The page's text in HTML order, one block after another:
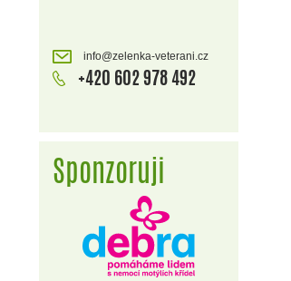
info@zelenka-veterani.cz
+420 602 978 492
Sponzoruji